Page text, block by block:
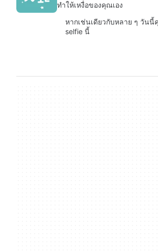
ทำให้เหงื่อของคุณเอง
หากเช่นเดียวกับหลาย ๆ วัน
selfie นี้